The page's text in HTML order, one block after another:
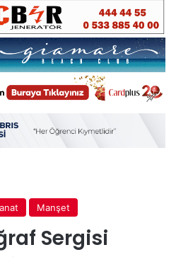
Manşet
Sergisi